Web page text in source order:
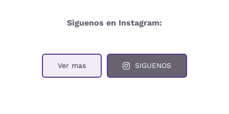
Siguenos en Instagram:
Ver mas SIGUENOS